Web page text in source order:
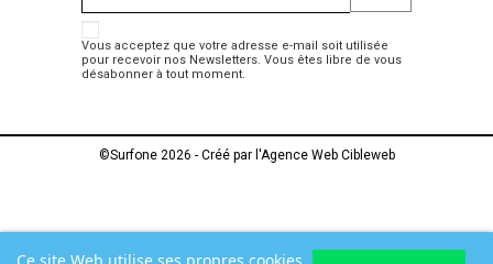
Vous acceptez que votre adresse e-mail soit utilisée
pour recevoir nos Newsletters. Vous êtes libre de vous
désabonner à tout moment.
©Surfone 2026 - Créé par l'Agence Web Cibleweb